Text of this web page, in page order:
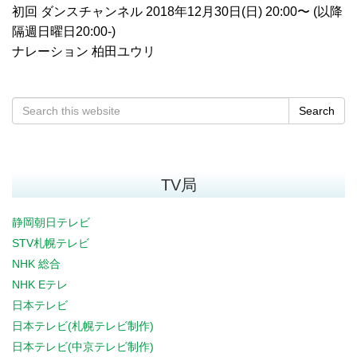
初回 ダンスチャンネル 2018年12月30日(日) 20:00〜 (以降
隔週日曜日20:00-)
ナレーション 柏田ユウリ
Search
TV局
静岡朝日テレビ
STV札幌テレビ
NHK 総合
NHK Eテレ
日本テレビ
日本テレビ(札幌テレビ制作)
日本テレビ(中京テレビ制作)